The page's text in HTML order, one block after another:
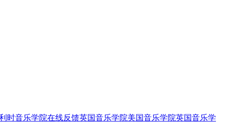
时音乐学院在线反馈英国音乐学院美国音乐学院英国音乐学